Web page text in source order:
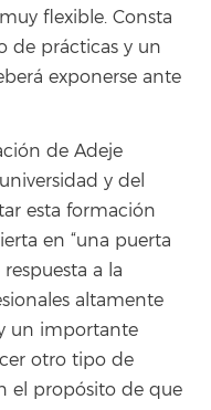
flexible. Consta
de prácticas y un
exponerse ante
de Adeje
y del
esta formación
en “una puerta
a la
altamente
un importante
otro tipo de
el propósito de que